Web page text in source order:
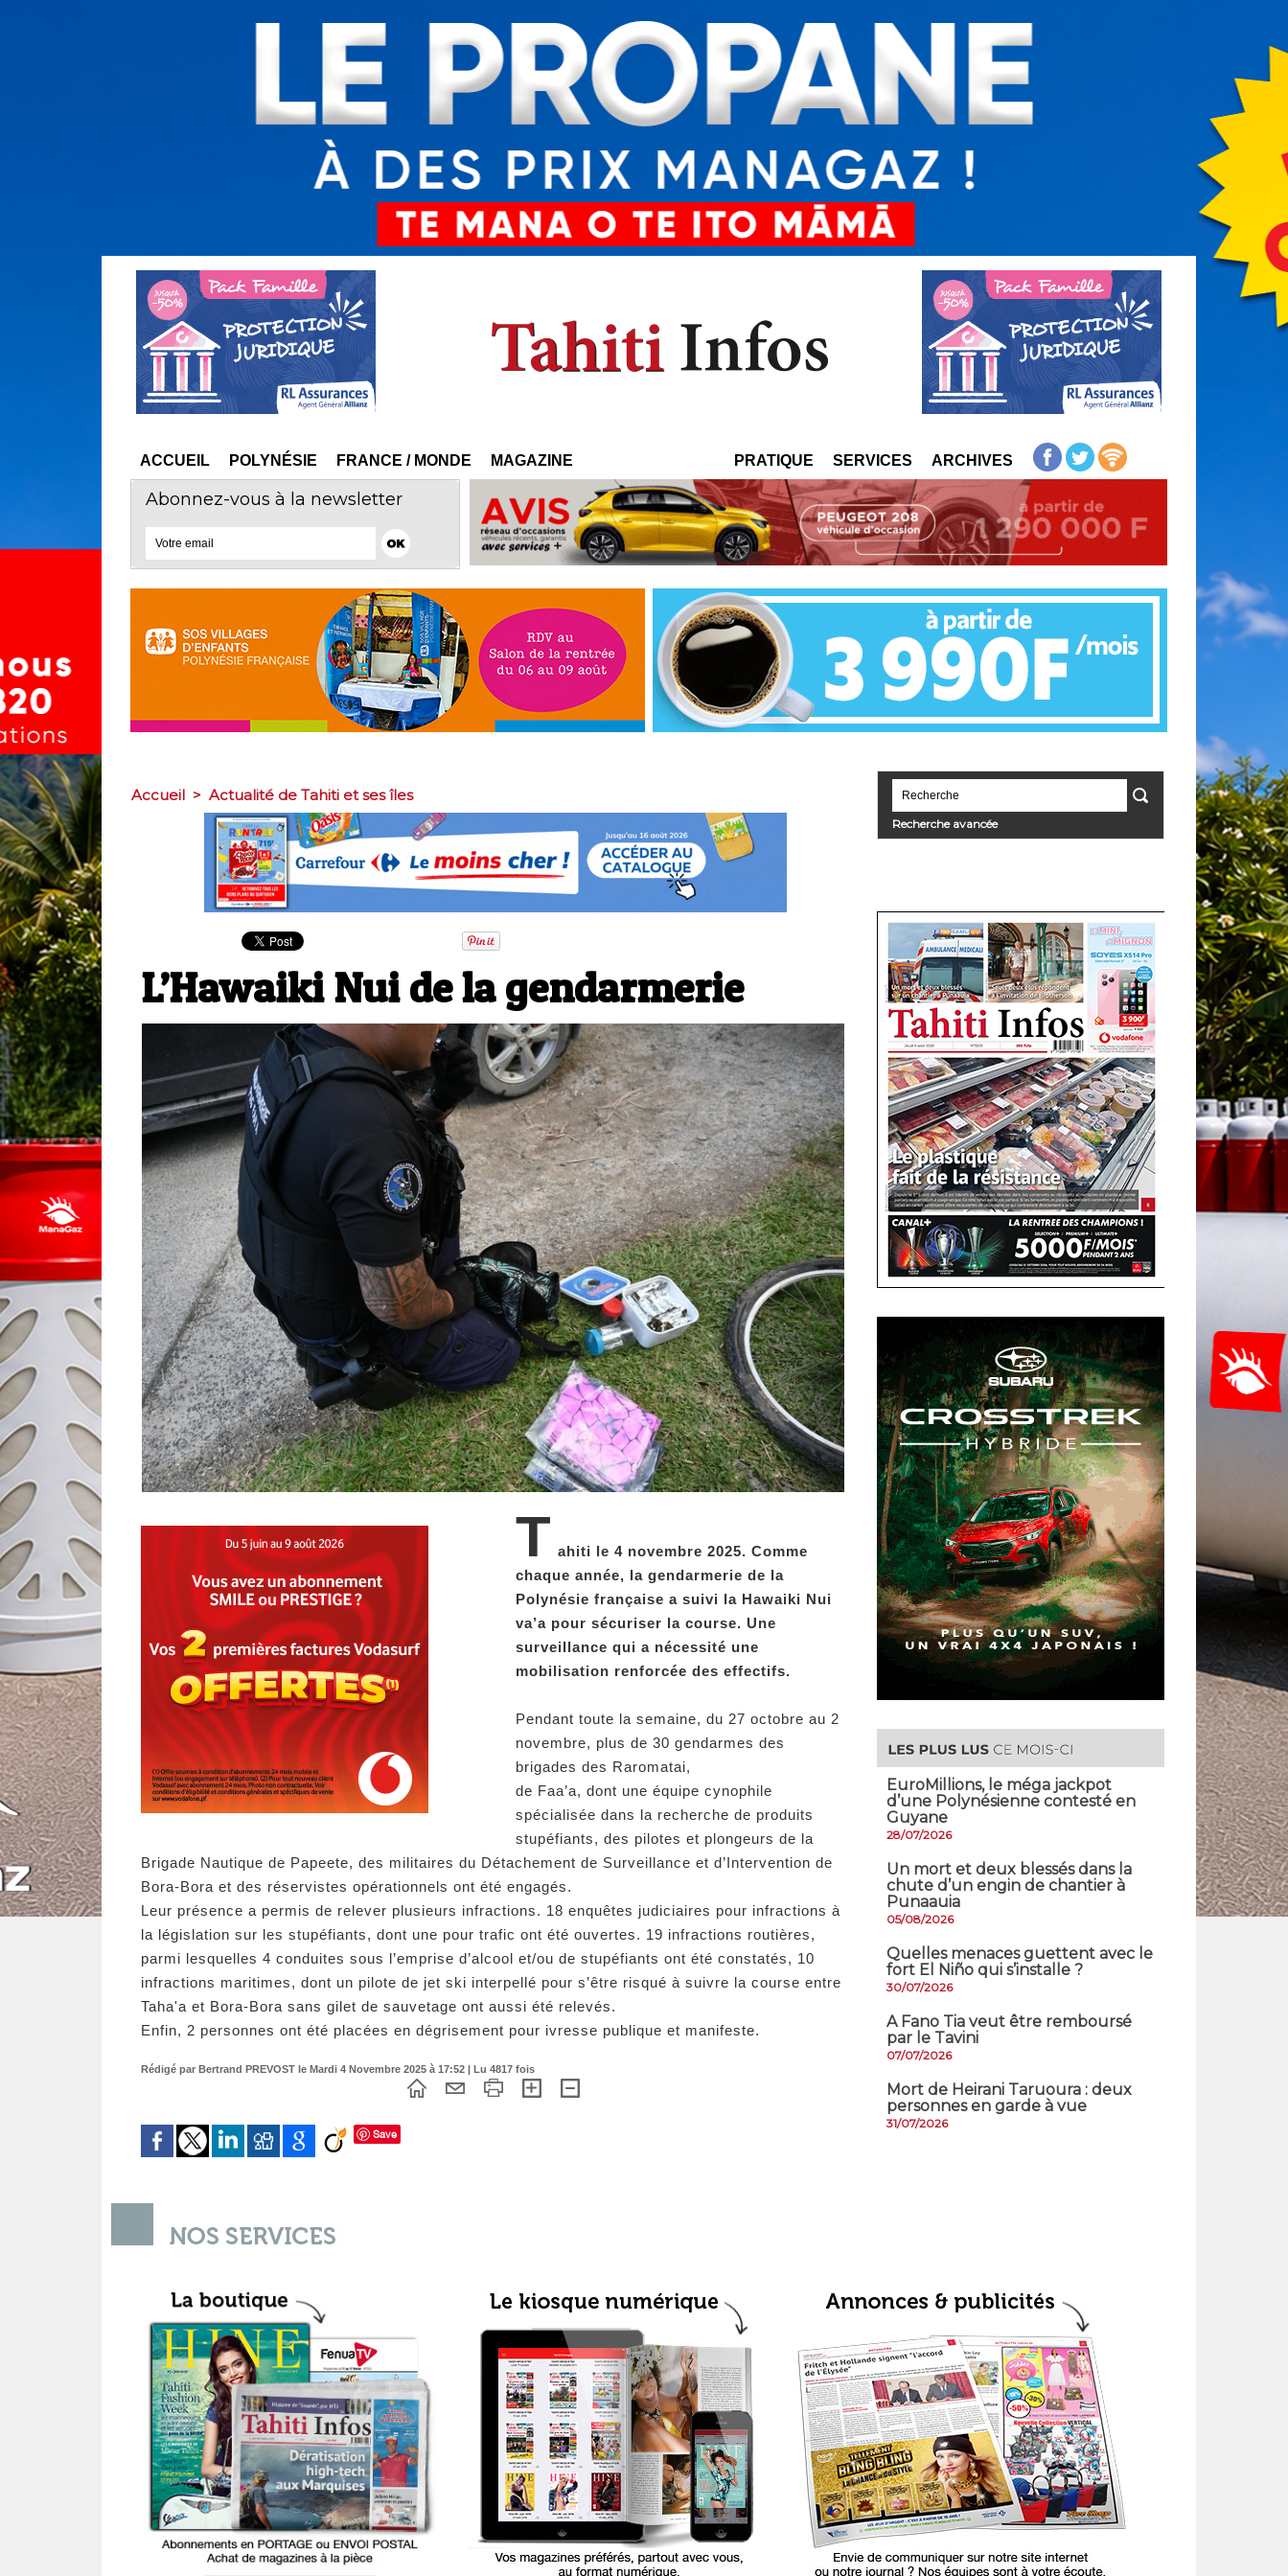
ACCUEIL POLYNÉSIE FRANCE / MONDE MAGAZINE PRATIQUE SERVICES ARCHIVES
Abonnez-vous à la newsletter
Accueil > Actualité de Tahiti et ses îles
L’Hawaiki Nui de la gendarmerie
T ahiti le 4 novembre 2025. Comme
chaque année, la gendarmerie de la
Polynésie française a suivi la Hawaiki Nui
va’a pour sécuriser la course. Une
surveillance qui a nécessité une
mobilisation renforcée des effectifs.
Pendant toute la semaine, du 27 octobre au 2
novembre, plus de 30 gendarmes des
brigades des Raromatai,
de Faa’a, dont une équipe cynophile
spécialisée dans la recherche de produits
stupéfiants, des pilotes et plongeurs de la
Brigade Nautique de Papeete, des militaires du Détachement de Surveillance et d’Intervention de
Bora-Bora et des réservistes opérationnels ont été engagés.
Leur présence a permis de relever plusieurs infractions. 18 enquêtes judiciaires pour infractions à
la législation sur les stupéfiants, dont une pour trafic ont été ouvertes. 19 infractions routières,
parmi lesquelles 4 conduites sous l’emprise d’alcool et/ou de stupéfiants ont été constatés, 10
infractions maritimes, dont un pilote de jet ski interpellé pour s’être risqué à suivre la course entre
Taha'a et Bora-Bora sans gilet de sauvetage ont aussi été relevés.
Enfin, 2 personnes ont été placées en dégrisement pour ivresse publique et manifeste.
Rédigé par Bertrand PREVOST le Mardi 4 Novembre 2025 à 17:52 | Lu 4817 fois
Save
Recherche avancée
EuroMillions, ​le méga jackpot
d’une Polynésienne contesté en
Guyane
28/07/2026
​Un mort et deux blessés dans la
chute d’un engin de chantier à
Punaauia
05/08/2026
Quelles menaces guettent avec le
fort El Niño qui s’installe ?
30/07/2026
A Fano Tia veut être remboursé
par le Tavini
07/07/2026
Mort de Heirani Taruoura : deux
personnes en garde à vue
31/07/2026